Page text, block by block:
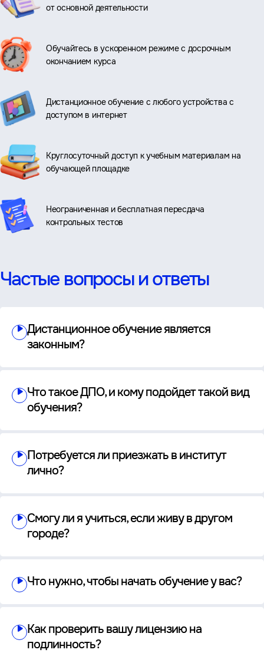
от основной деятельности
Обучайтесь в ускоренном режиме с досрочным
окончанием курса
Дистанционное обучение с любого устройства с
доступом в интернет
Круглосуточный доступ к учебным материалам на
обучающей площадке
Неограниченная и бесплатная пересдача
контрольных тестов
Частые вопросы и ответы
Дистанционное обучение является
законным?
Что такое ДПО, и кому подойдет такой вид
обучения?
Потребуется ли приезжать в институт
лично?
Смогу ли я учиться, если живу в другом
городе?
Что нужно, чтобы начать обучение у вас?
Как проверить вашу лицензию на
подлинность?